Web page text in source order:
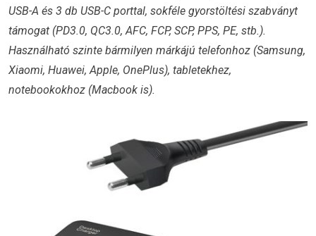
USB-A és 3 db USB-C porttal, sokféle gyorstöltési szabványt
támogat (PD3.0, QC3.0, AFC, FCP, SCP, PPS, PE, stb.).
Használható szinte bármilyen márkájú telefonhoz (Samsung,
Xiaomi, Huawei, Apple, OnePlus), tabletekhez,
notebookokhoz (Macbook is).